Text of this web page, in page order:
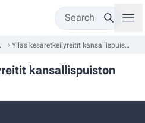
Search
Park Ylläs kesäretkeilyreitit kansallispuiston ulkopuolella
kansallispuiston